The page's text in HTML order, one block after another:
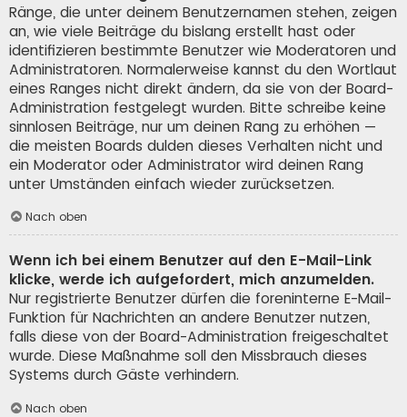
Ränge, die unter deinem Benutzernamen stehen, zeigen
an, wie viele Beiträge du bislang erstellt hast oder
identifizieren bestimmte Benutzer wie Moderatoren und
Administratoren. Normalerweise kannst du den Wortlaut
eines Ranges nicht direkt ändern, da sie von der Board-
Administration festgelegt wurden. Bitte schreibe keine
sinnlosen Beiträge, nur um deinen Rang zu erhöhen —
die meisten Boards dulden dieses Verhalten nicht und
ein Moderator oder Administrator wird deinen Rang
unter Umständen einfach wieder zurücksetzen.
Nach oben
Wenn ich bei einem Benutzer auf den E-Mail-Link
klicke, werde ich aufgefordert, mich anzumelden.
Nur registrierte Benutzer dürfen die foreninterne E-Mail-
Funktion für Nachrichten an andere Benutzer nutzen,
falls diese von der Board-Administration freigeschaltet
wurde. Diese Maßnahme soll den Missbrauch dieses
Systems durch Gäste verhindern.
Nach oben